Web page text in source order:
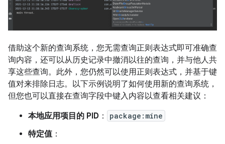
借助这个新的查询系统，您无需查询正则表达式即可准确查
询内容，还可以从历史记录中撤消以往的查询，并与他人共
享这些查询。此外，您仍然可以使用正则表达式，并基于键
值对来排除日志。以下示例说明了如何使用新的查询系统，
但您也可以直接在查询字段中键入内容以查看相关建议：
本地应用项目的 PID ： package:mine
特定值：